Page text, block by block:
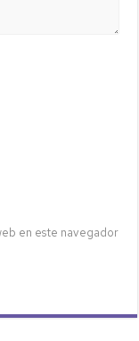
en este navegador